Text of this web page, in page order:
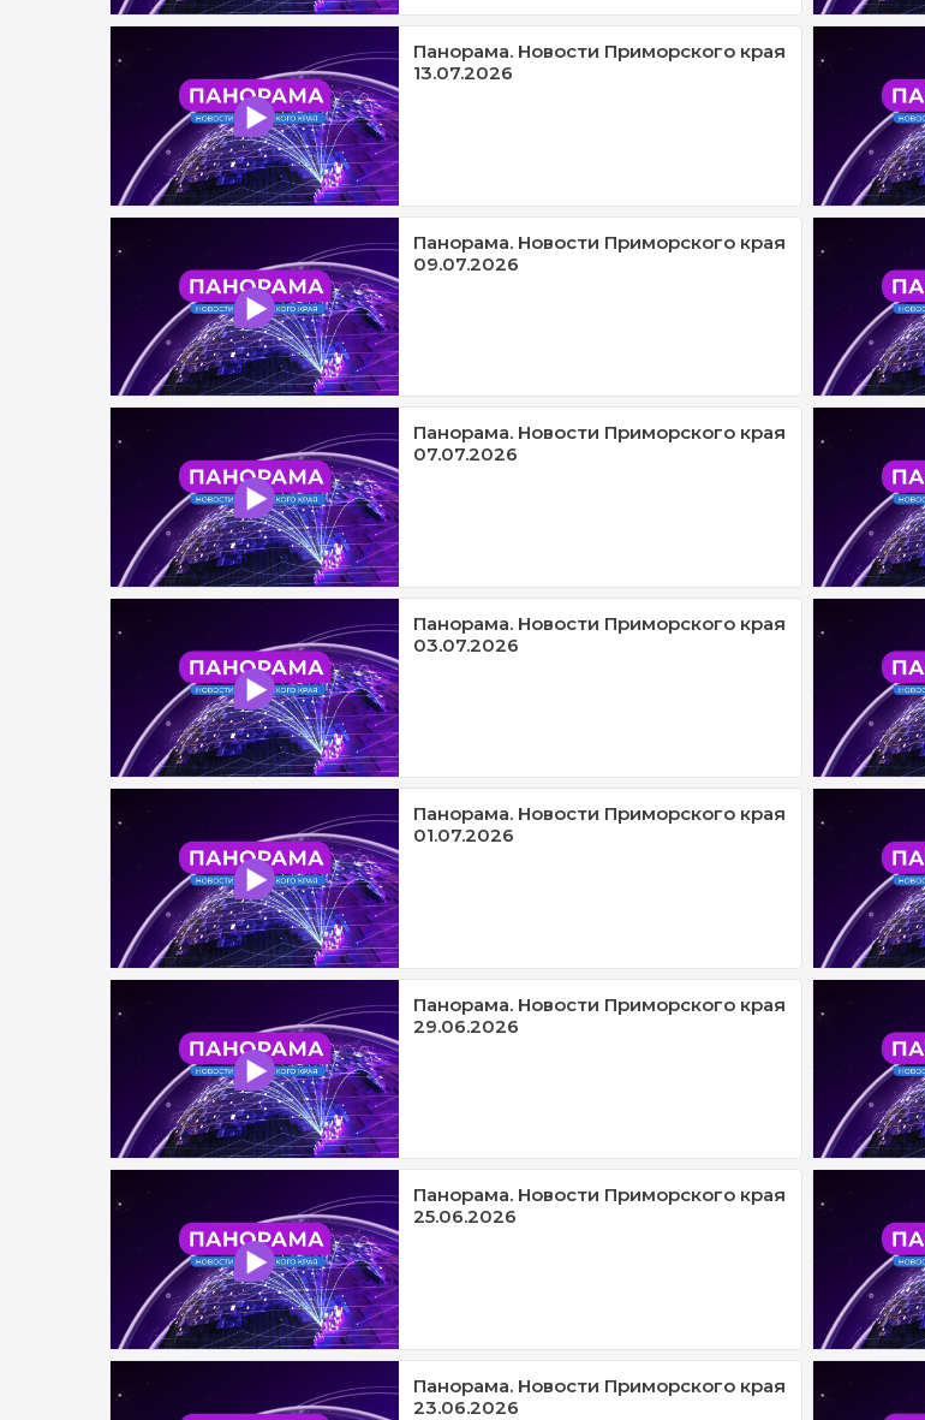
Панорама. Новости Приморского края
13.07.2026
Панорама. Новости Приморского края
09.07.2026
Панорама. Новости Приморского края
07.07.2026
Панорама. Новости Приморского края
03.07.2026
Панорама. Новости Приморского края
01.07.2026
Панорама. Новости Приморского края
29.06.2026
Панорама. Новости Приморского края
25.06.2026
Панорама. Новости Приморского края
23.06.2026